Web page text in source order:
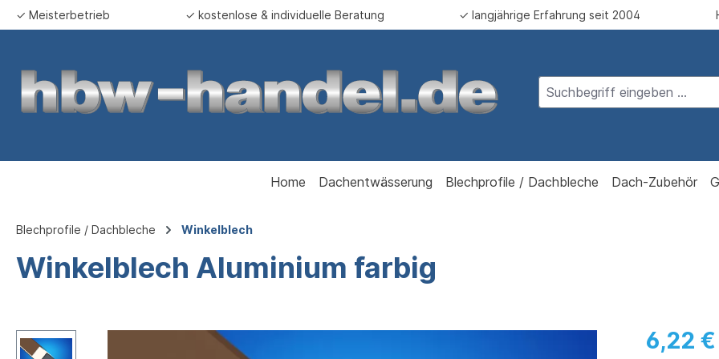
Zur Hauptnavigation springen
✓ Meisterbetrieb ✓ kostenlose & individuelle Beratung ✓ langjährige Erfahrung seit 2004
Home Dachentwässerung Blechprofile / Dachbleche Dach-Zubehör
Blechprofile / Dachbleche Winkelblech
Winkelblech Aluminium farbig
Bildergalerie überspringen 6,22 €